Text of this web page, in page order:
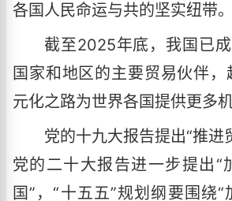
各国人民命运与共的坚实纽带。
截至2025年底，我国已
国家和地区的主要贸易伙伴
元化之路为世界各国提供更多机
党的十九大报告提出“推进
党的二十大报告进一步提出“
国”，“十五五”规划纲要围绕